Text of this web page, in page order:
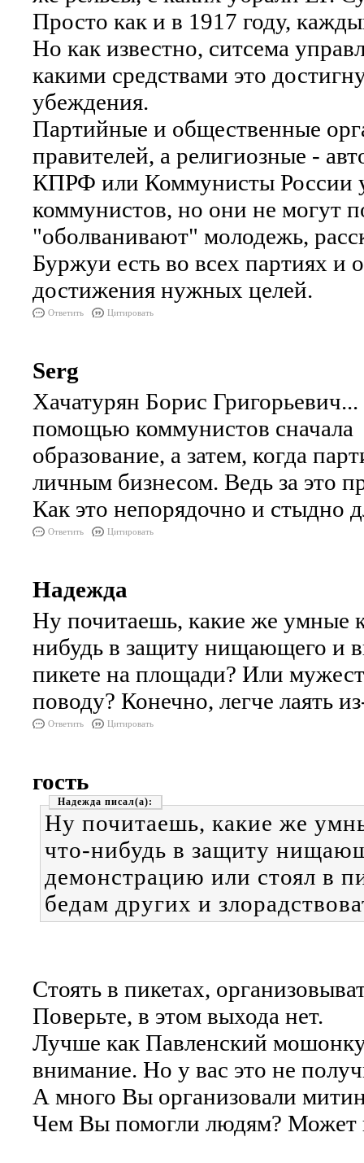
Просто как и в 1917 году,
Но как известно, ситсема
какими средствами это
убеждения.
Партийные и общественные
правителей, а религиозные -
КПРФ или Коммунисты России
коммунистов, но они не могут
"оболванивают" молодежь,
Буржуи есть во всех партиях и
достижения нужных целей.
Ответить Цитировать
Serg
Хачатурян Борис
помощью коммунистов сначала
образование, а затем, когда
личным бизнесом. Ведь за это
Как это непорядочно и стыдно
Ответить Цитировать
Надежда
Ну почитаешь, какие же умные
нибудь в защиту нищающего и
пикете на площади? Или
поводу? Конечно, легче лаять
Ответить Цитировать
гость
Надежда
Ну почитаешь, какие же
что-нибудь в защиту
демонстрацию или стоял в
бедам других и
Стоять в пикетах,
Поверьте, в этом выхода нет.
Лучше как Павленский мошонку
внимание. Но у вас это не
А много Вы организовали
Чем Вы помогли людям? Может